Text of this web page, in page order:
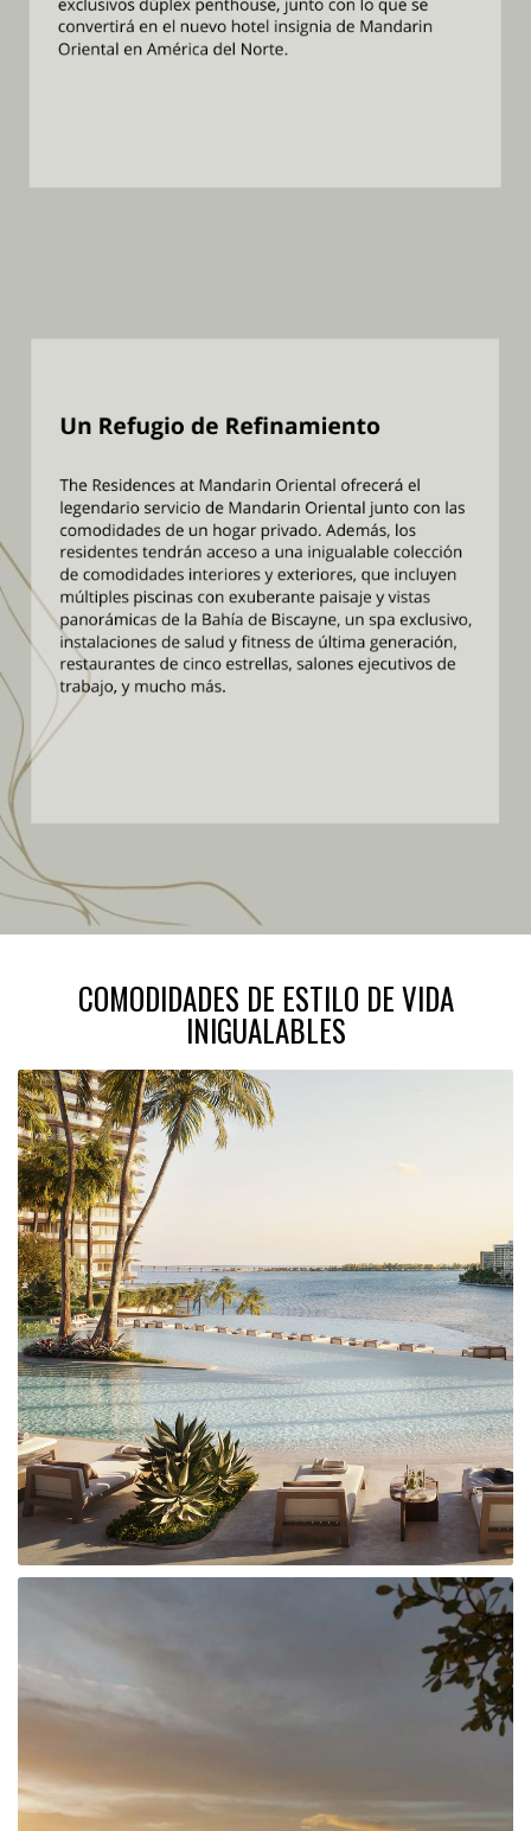
COMODIDADES DE ESTILO DE VIDA
INIGUALABLES